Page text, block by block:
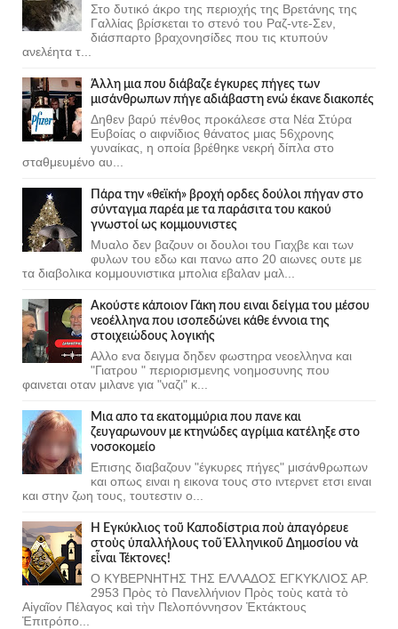
Στο δυτικό άκρο της περιοχής της Βρετάνης της
Γαλλίας βρίσκεται το στενό του Ραζ-ντε-Σεν,
διάσπαρτο βραχονησίδες που τις κτυπούν
ανελέητα τ...
Άλλη μια που διάβαζε έγκυρες πήγες των
μισάνθρωπων πήγε αδιάβαστη ενώ έκανε διακοπές
Δηθεν βαρύ πένθος προκάλεσε στα Νέα Στύρα
Ευβοίας ο αιφνίδιος θάνατος μιας 56χρονης
γυναίκας, η οποία βρέθηκε νεκρή δίπλα στο
σταθμευμένο αυ...
Πάρα την «θεϊκή» βροχή ορδες δούλοι πήγαν στο
σύνταγμα παρέα με τα παράσιτα του κακού
γνωστοί ως κομμουνιστες
Μυαλο δεν βαζουν οι δουλοι του Γιαχβε και των
φυλων του εδω και πανω απο 20 αιωνες ουτε με
τα διαβολικα κομμουνιστικα μπολια εβαλαν μαλ...
Ακούστε κάποιον Γάκη που ειναι δείγμα του μέσου
νεοέλληνα που ισοπεδώνει κάθε έννοια της
στοιχειώδους λογικής
Αλλο ενα δειγμα δηδεν φωστηρα νεοελληνα και
"Γιατρου " περιορισμενης νοημοσυνης που
φαινεται οταν μιλανε για "ναζι" κ...
Μια απο τα εκατομμύρια που πανε και
ζευγαρωνουν με κτηνώδες αγρίμια κατέληξε στο
νοσοκομείο
Επισης διαβαζουν "έγκυρες πήγες" μισάνθρωπων
και οπως ειναι η εικονα τους στο ιντερνετ ετσι ειναι
και στην ζωη τους, τουτεστιν ο...
Ἡ Ἐγκύκλιος τοῦ Καποδίστρια ποὺ ἀπαγόρευε
στοὺς ὑπαλλήλους τοῦ Ἑλληνικοῦ Δημοσίου νὰ
εἶναι Τέκτονες!
Ο ΚΥΒΕΡΝΗΤΗΣ ΤΗΣ ΕΛΛΑΔΟΣ ΕΓΚΥΚΛΙΟΣ ΑΡ.
2953 Πρὸς τὸ Πανελλήνιον Πρὸς τοὺς κατὰ τὸ
Αἰγαῖον Πέλαγος καὶ τὴν Πελοπόννησον Ἐκτάκτους
Ἐπιτρόπο...